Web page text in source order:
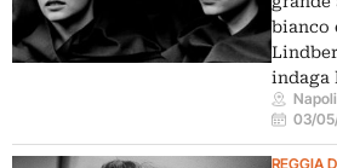
bianco
indaga
03/
REGGIA